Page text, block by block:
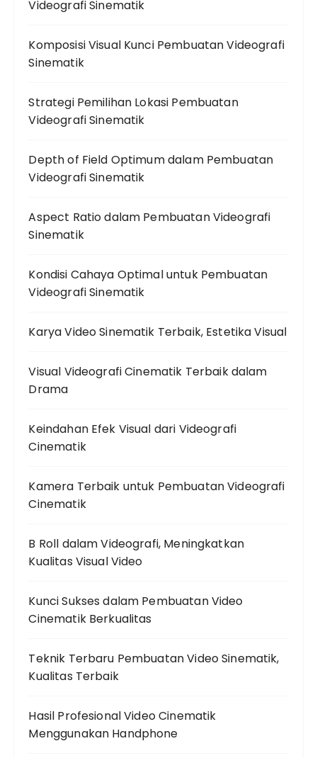
Videografi Sinematik
Komposisi Visual Kunci Pembuatan Videografi
Sinematik
Strategi Pemilihan Lokasi Pembuatan
Videografi Sinematik
Depth of Field Optimum dalam Pembuatan
Videografi Sinematik
Aspect Ratio dalam Pembuatan Videografi
Sinematik
Kondisi Cahaya Optimal untuk Pembuatan
Videografi Sinematik
Karya Video Sinematik Terbaik, Estetika Visual
Visual Videografi Cinematik Terbaik dalam
Drama
Keindahan Efek Visual dari Videografi
Cinematik
Kamera Terbaik untuk Pembuatan Videografi
Cinematik
B Roll dalam Videografi, Meningkatkan
Kualitas Visual Video
Kunci Sukses dalam Pembuatan Video
Cinematik Berkualitas
Teknik Terbaru Pembuatan Video Sinematik,
Kualitas Terbaik
Hasil Profesional Video Cinematik
Menggunakan Handphone